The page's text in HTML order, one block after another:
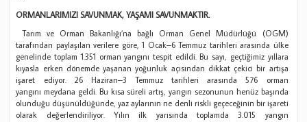
ORMANLARIMIZI SAVUNMAK, YAŞAMI SAVUNMAKTIR.
Tarım ve Orman Bakanlığı’na bağlı Orman Genel Müdürlüğü (OGM)
tarafından paylaşılan verilere göre, 1 Ocak–6 Temmuz tarihleri arasında ülke
genelinde toplam 1.351 orman yangını tespit edildi. Bu sayı, geçtiğimiz yıllara
kıyasla erken dönemde yaşanan yoğunluk açısından dikkat çekici bir artışa
işaret ediyor. 26 Haziran–3 Temmuz tarihleri arasında 576 orman
yangını meydana geldi. Bu kısa süreli artış, yangın sezonunun henüz başında
olunduğu düşünüldüğünde, yaz aylarının ne denli riskli geçeceğinin bir işareti
olarak değerlendiriliyor. Yılın ilk yarısında toplamda 3.015 yangın